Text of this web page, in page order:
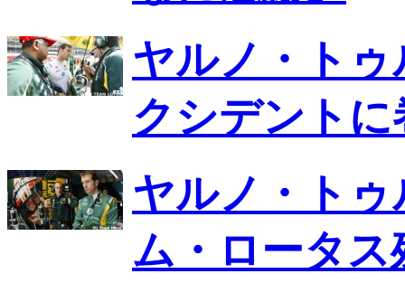
ヤルノ・ト
クシデント
ヤルノ・トゥ
ム・ロータス